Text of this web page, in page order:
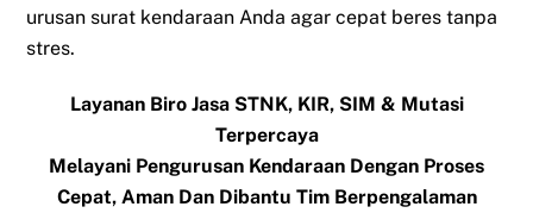
urusan surat kendaraan Anda agar cepat beres tanpa
stres.
Layanan Biro Jasa STNK, KIR, SIM & Mutasi
Terpercaya
Melayani Pengurusan Kendaraan Dengan Proses
Cepat, Aman Dan Dibantu Tim Berpengalaman